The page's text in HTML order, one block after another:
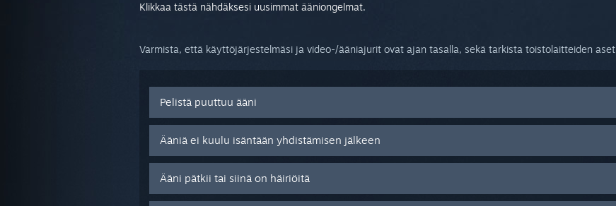
Klikkaa tästä nähdäksesi uusimmat ääniongelmat.
Varmista, että käyttöjärjestelmäsi ja video-/ääniajurit ovat ajan tasalla, sekä tarkista toistolaitteiden
Pelistä puuttuu ääni
Ääniä ei kuulu isäntään yhdistämisen jälkeen
Ääni pätkii tai siinä on häiriöitä